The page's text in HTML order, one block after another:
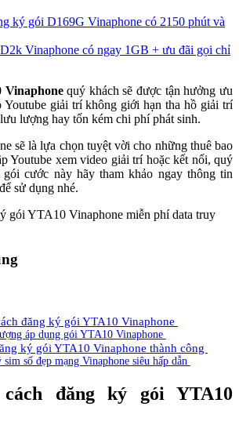
ký gói D169G Vinaphone có 2150 phút và
Vinaphone có ngay 1GB + ưu đãi gọi chỉ
quý khách sẽ được tận hưởng ưu
Youtube giải trí không giới hạn tha hồ giải trí
lượng hay tốn kém chi phí phát sinh.
sẽ là lựa chọn tuyệt vời cho những thuê bao
Youtube xem video giải trí hoặc kết nối, quý
gói cước này hãy tham khảo ngay thông tin
sử dụng nhé.
đăng ký gói YTA10 Vinaphone
áp dụng gói YTA10 Vinaphone
ký gói YTA10 Vinaphone thành công
sim số đẹp mạng Vinaphone siêu hấp dẫn
đăng ký gói YTA10